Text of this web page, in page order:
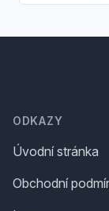
ODKAZY
Úvodní stránka
Obchodní